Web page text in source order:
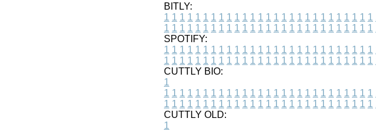
BITLY:
1 1 1 1 1 1 1 1 1 1 1 1 1 1 1 1 1 1 1 1 1 1 1 1 1 1 1
1 1 1 1 1 1 1 1 1 1 1 1 1 1 1 1 1 1 1 1 1 1 1 1 1 1 1
SPOTIFY:
1 1 1 1 1 1 1 1 1 1 1 1 1 1 1 1 1 1 1 1 1 1 1 1 1 1 1
1 1 1 1 1 1 1 1 1 1 1 1 1 1 1 1 1 1 1 1 1 1 1 1 1 1 1
CUTTLY BIO:
1
1 1 1 1 1 1 1 1 1 1 1 1 1 1 1 1 1 1 1 1 1 1 1 1 1 1 1
1 1 1 1 1 1 1 1 1 1 1 1 1 1 1 1 1 1 1 1 1 1 1 1 1 1 1
CUTTLY OLD:
1